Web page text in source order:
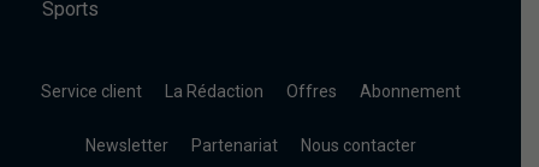
Sports
Service client La Rédaction Offres Abonnement
Newsletter Partenariat Nous contacter